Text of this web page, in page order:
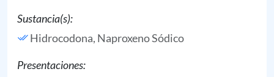
Sustancia(s):
Hidrocodona, Naproxeno Sódico
Presentaciones: